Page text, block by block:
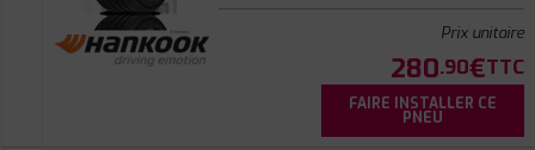
Prix unitaire
280.90€TTC
FAIRE INSTALLER CE
PNEU